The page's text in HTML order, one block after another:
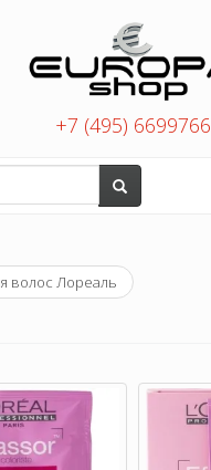
+7 (495) 6699766
волос Лореаль